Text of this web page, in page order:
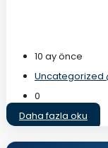
10 ay önce
Uncategorized
0
Daha fazla oku